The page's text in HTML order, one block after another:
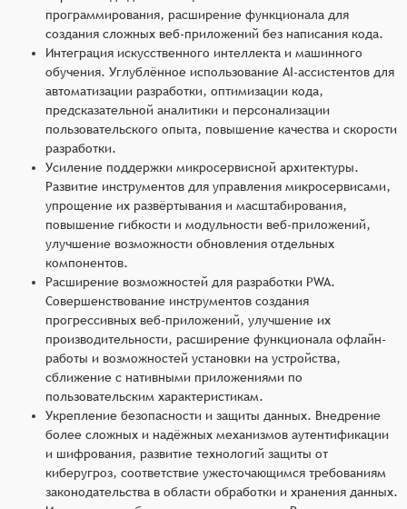
программирования, расширение функционала для
создания сложных веб-приложений без написания кода.
Интеграция искусственного интеллекта и машинного
обучения. Углублённое использование AI-ассистентов для
автоматизации разработки, оптимизации кода,
предсказательной аналитики и персонализации
пользовательского опыта, повышение качества и скорости
разработки.
Усиление поддержки микросервисной архитектуры.
Развитие инструментов для управления микросервисами,
упрощение их развёртывания и масштабирования,
повышение гибкости и модульности веб-приложений,
улучшение возможности обновления отдельных
компонентов.
Расширение возможностей для разработки PWA.
Совершенствование инструментов создания
прогрессивных веб-приложений, улучшение их
производительности, расширение функционала офлайн-
работы и возможностей установки на устройства,
сближение с нативными приложениями по
пользовательским характеристикам.
Укрепление безопасности и защиты данных. Внедрение
более сложных и надёжных механизмов аутентификации
и шифрования, развитие технологий защиты от
киберугроз, соответствие ужесточающимся требованиям
законодательства в области обработки и хранения данных.